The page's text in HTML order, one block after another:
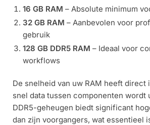
16 GB RAM – Absolute minimum
32 GB RAM – Aanbevolen voor
gebruik
128 GB DDR5 RAM – Ideaal voor
workflows
De snelheid van uw RAM heeft direct
snel data tussen componenten wordt
DDR5-geheugen biedt significant
dan zijn voorgangers, wat essentieel